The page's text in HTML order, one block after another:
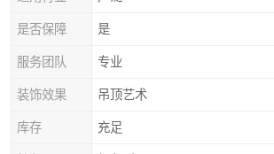
是否保障 是
服务团队 专业
装饰效果 吊顶艺术
库存 充足